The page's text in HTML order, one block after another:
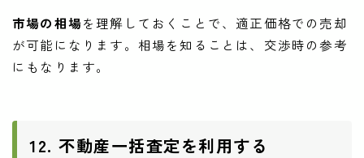
市場の相場を理解しておくことで、適正価格での売却
が可能になります。相場を知ることは、交渉時の参考
にもなります。
12. 不動産一括査定を利用する